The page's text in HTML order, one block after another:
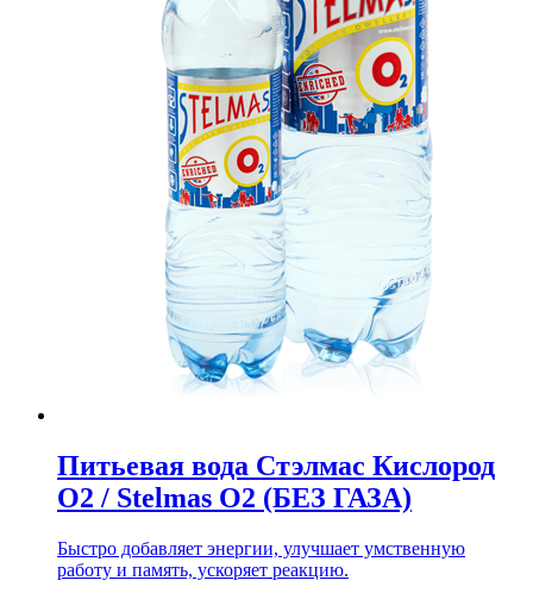
Питьевая вода Стэлмас Кислород
О2 / Stelmas O2 (БЕЗ ГАЗА)
Быстро добавляет энергии, улучшает умственную
работу и память, ускоряет реакцию.